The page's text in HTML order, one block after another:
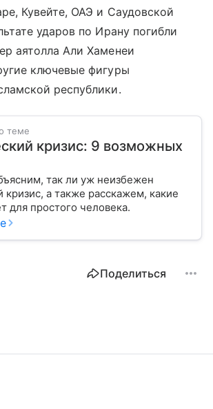
Кувейте, ОАЭ и Саудовской
ударов по Ирану погибли
аятолла Али Хаменеи
ключевые фигуры
республики.
теме
кризис: 9 возможных
так ли уж неизбежен
кризис, а также расскажем, какие
для простого человека.
Поделиться